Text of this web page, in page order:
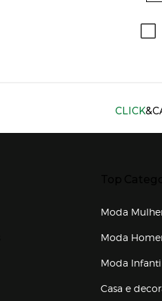
CLICK
Moda
Moda
Moda
Casa e